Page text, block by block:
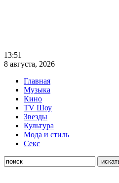
13:51
8 августа, 2026
Главная
Музыка
Кино
TV Шоу
Звезды
Культура
Мода и стиль
Секс